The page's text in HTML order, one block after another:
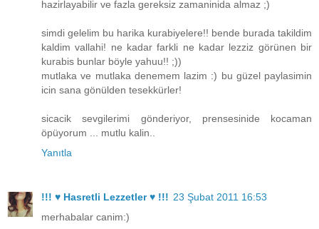
hazirlayabilir ve fazla gereksiz zamaninida almaz ;)
simdi gelelim bu harika kurabiyelere!! bende burada takildim
kaldim vallahi! ne kadar farkli ne kadar lezziz görünen bir
kurabis bunlar böyle yahuu!! ;))
mutlaka ve mutlaka denemem lazim :) bu güzel paylasimin
icin sana gönülden tesekkürler!
sicacik sevgilerimi gönderiyor, prensesinide kocaman
öpüyorum ... mutlu kalin..
Yanıtla
!!! ♥ Hasretli Lezzetler ♥ !!! 23 Şubat 2011 16:53
merhabalar canim:)